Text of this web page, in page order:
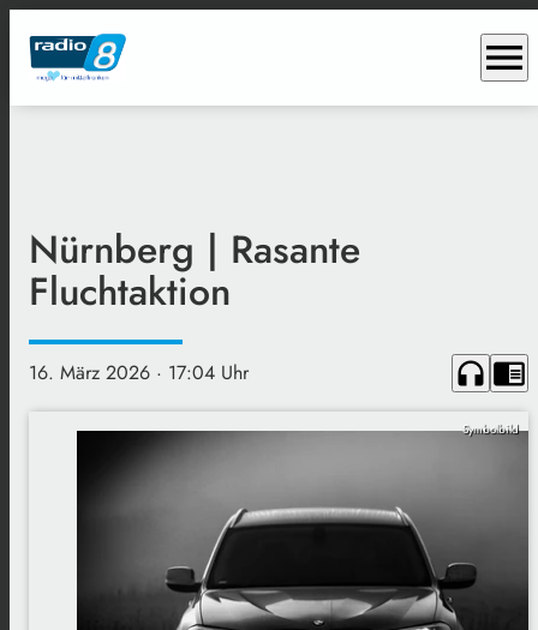
menu
Nürnberg | Rasante
Fluchtaktion
16. März 2026 · 17:04 Uhr headphones chrome_reader_mode
Symbolbild